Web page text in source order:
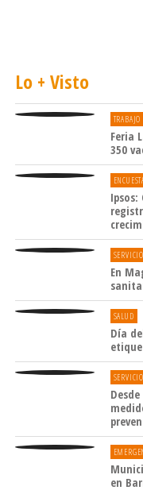
Lo + Visto
TRABAJO
Feria
350
En
SALUD
Día
en